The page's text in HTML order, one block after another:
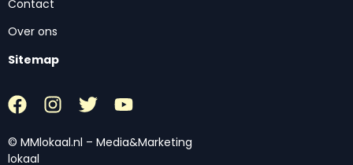
Contact
Over ons
Sitemap
© MMlokaal.nl – Media&Marketing
lokaal